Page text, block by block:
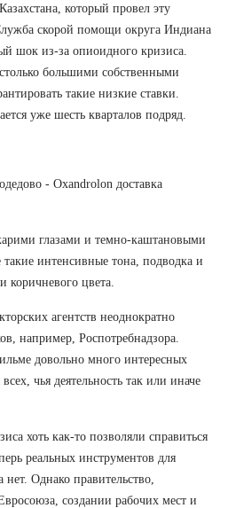
который провел эту
скорой помощи округа Индиана
шок из-за опиоидного кризиса.
большими собственными
такие низкие ставки.
уже шесть кварталов подряд.
- Oxandrolon доставка
глазами и темно-каштановыми
интенсивные тона, подводка и
цвета.
агентств неоднократно
например, Роспотребнадзора.
довольно много интересных
чья деятельность так или иначе
хоть как-то позволяли справиться
реальных инструментов для
Однако правительство,
создании рабочих мест и